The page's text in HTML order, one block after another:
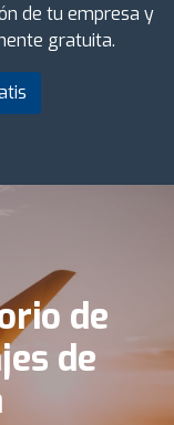
de tu empresa y
gratuita.
de
de